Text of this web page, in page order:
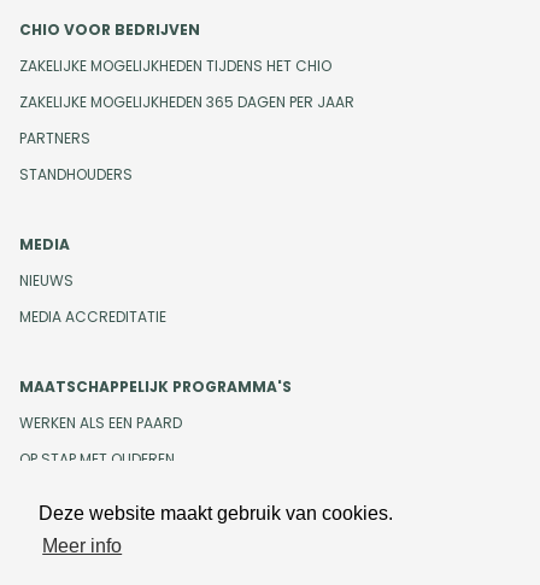
Deze website maakt gebruik van cookies.
Meer info
CHIO VOOR BEDRIJVEN
ZAKELIJKE MOGELIJKHEDEN TIJDENS HET CHIO
ZAKELIJKE MOGELIJKHEDEN 365 DAGEN PER JAAR
PARTNERS
STANDHOUDERS
MEDIA
NIEUWS
MEDIA ACCREDITATIE
MAATSCHAPPELIJK PROGRAMMA'S
WERKEN ALS EEN PAARD
OP STAP MET OUDEREN
Design en development door